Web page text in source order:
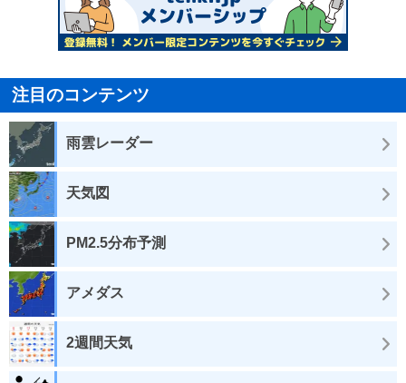
注目のコンテンツ
雨雲レーダー
天気図
PM2.5分布予測
アメダス
2週間天気